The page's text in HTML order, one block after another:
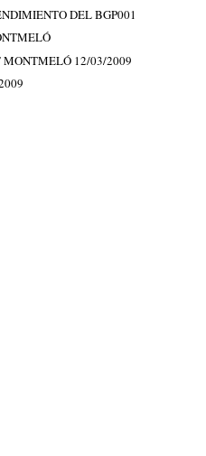
DEL BGP001
MONTMELÓ 12/03/2009